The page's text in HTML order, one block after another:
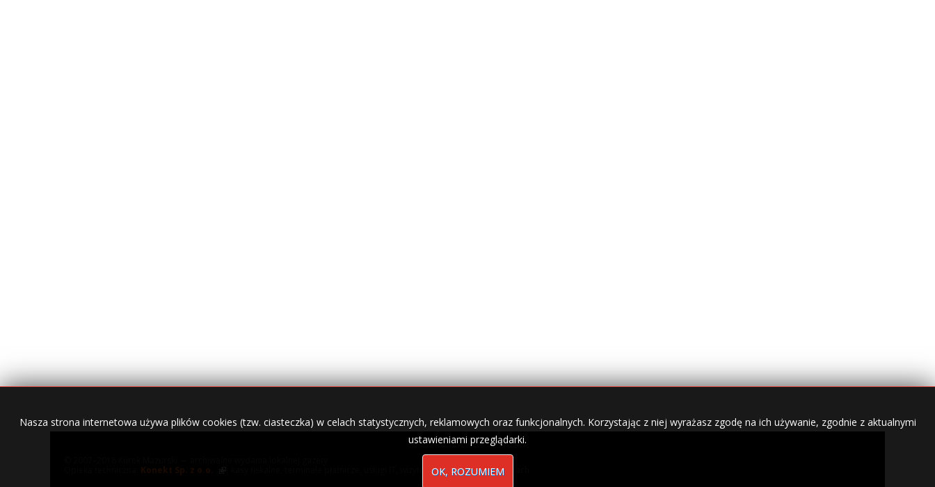
Nasza strona internetowa używa plików cookies (tzw. ciasteczka) w celach statystycznych, reklamowych oraz funkcjonalnych. Korzystając z niej wyrażasz zgodę na ich używanie, zgodnie z aktualnymi
ustawieniami przeglądarki.
OK, ROZUMIEM
Konekt Sp. z o.o. - kasy fiskalne, terminale płatnicze, usługi IT, wizytówki w lokalnych domenach